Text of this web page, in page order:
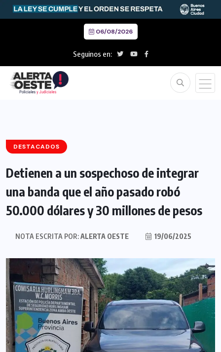
06/08/2026
Seguinos en:
DESTACADOS
Detienen a un sospechoso de integrar
una banda que el año pasado robó
50.000 dólares y 30 millones de pesos
NOTA ESCRITA POR:ALERTA OESTE 19/06/2025